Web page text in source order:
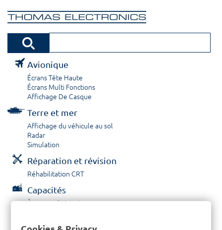
Avionique
Écrans Tête Haute
Écrans Multi Fonctions
Affichage De Casque
Terre et mer
Affichage du véhicule au sol
Radar
Simulation
Réparation et révision
Réhabilitation CRT
Capacités
À propos / Historique